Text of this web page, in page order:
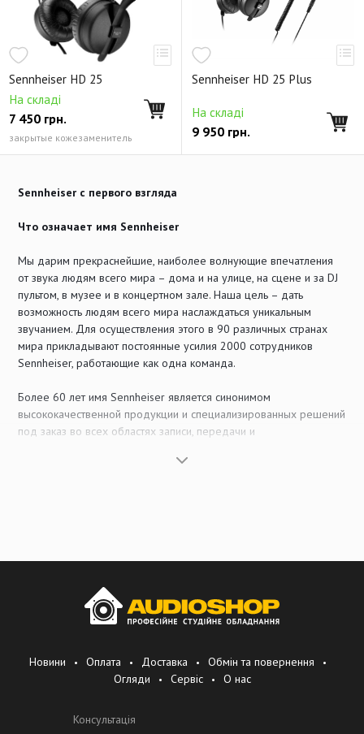
Sennheiser HD 25
На складі
7 450 грн.
закрытые кожезаменитель
Sennheiser HD 25 Plus
На складі
9 950 грн.
Sennheiser с первого взгляда
Что означает имя Sennheiser
Мы дарим прекраснейшие, наиболее волнующие впечатления
от звука людям всего мира – дома и на улице, на сцене и за DJ
пультом, в музее и в концертном зале. Наша цель – дать
возможность людям всего мира наслаждаться уникальным
звучанием. Для осуществления этого в 90 различных странах
мира прикладывают постоянные усилия 2000 сотрудников
Sennheiser, работающие как одна команда.
Более 60 лет имя Sennheiser является синонимом
высококачественной продукции и специализированных решений
под заказ во всех областях записи, передачи и
в области комплексных решений по электроакустической
Sennheiser electronic – это международная организация с
основным офисом в Германии, в деревне Веннебостель
евро. Надо сказать, более 83 процентов этой суммы составил
оборот за пределами Германии. В состав продукции входят
радиосистемы, конференц-системы и информационные системы,
Новини Оплата Доставка
Обмін та повернення
Огляди
Сервіс О нас
Консультація